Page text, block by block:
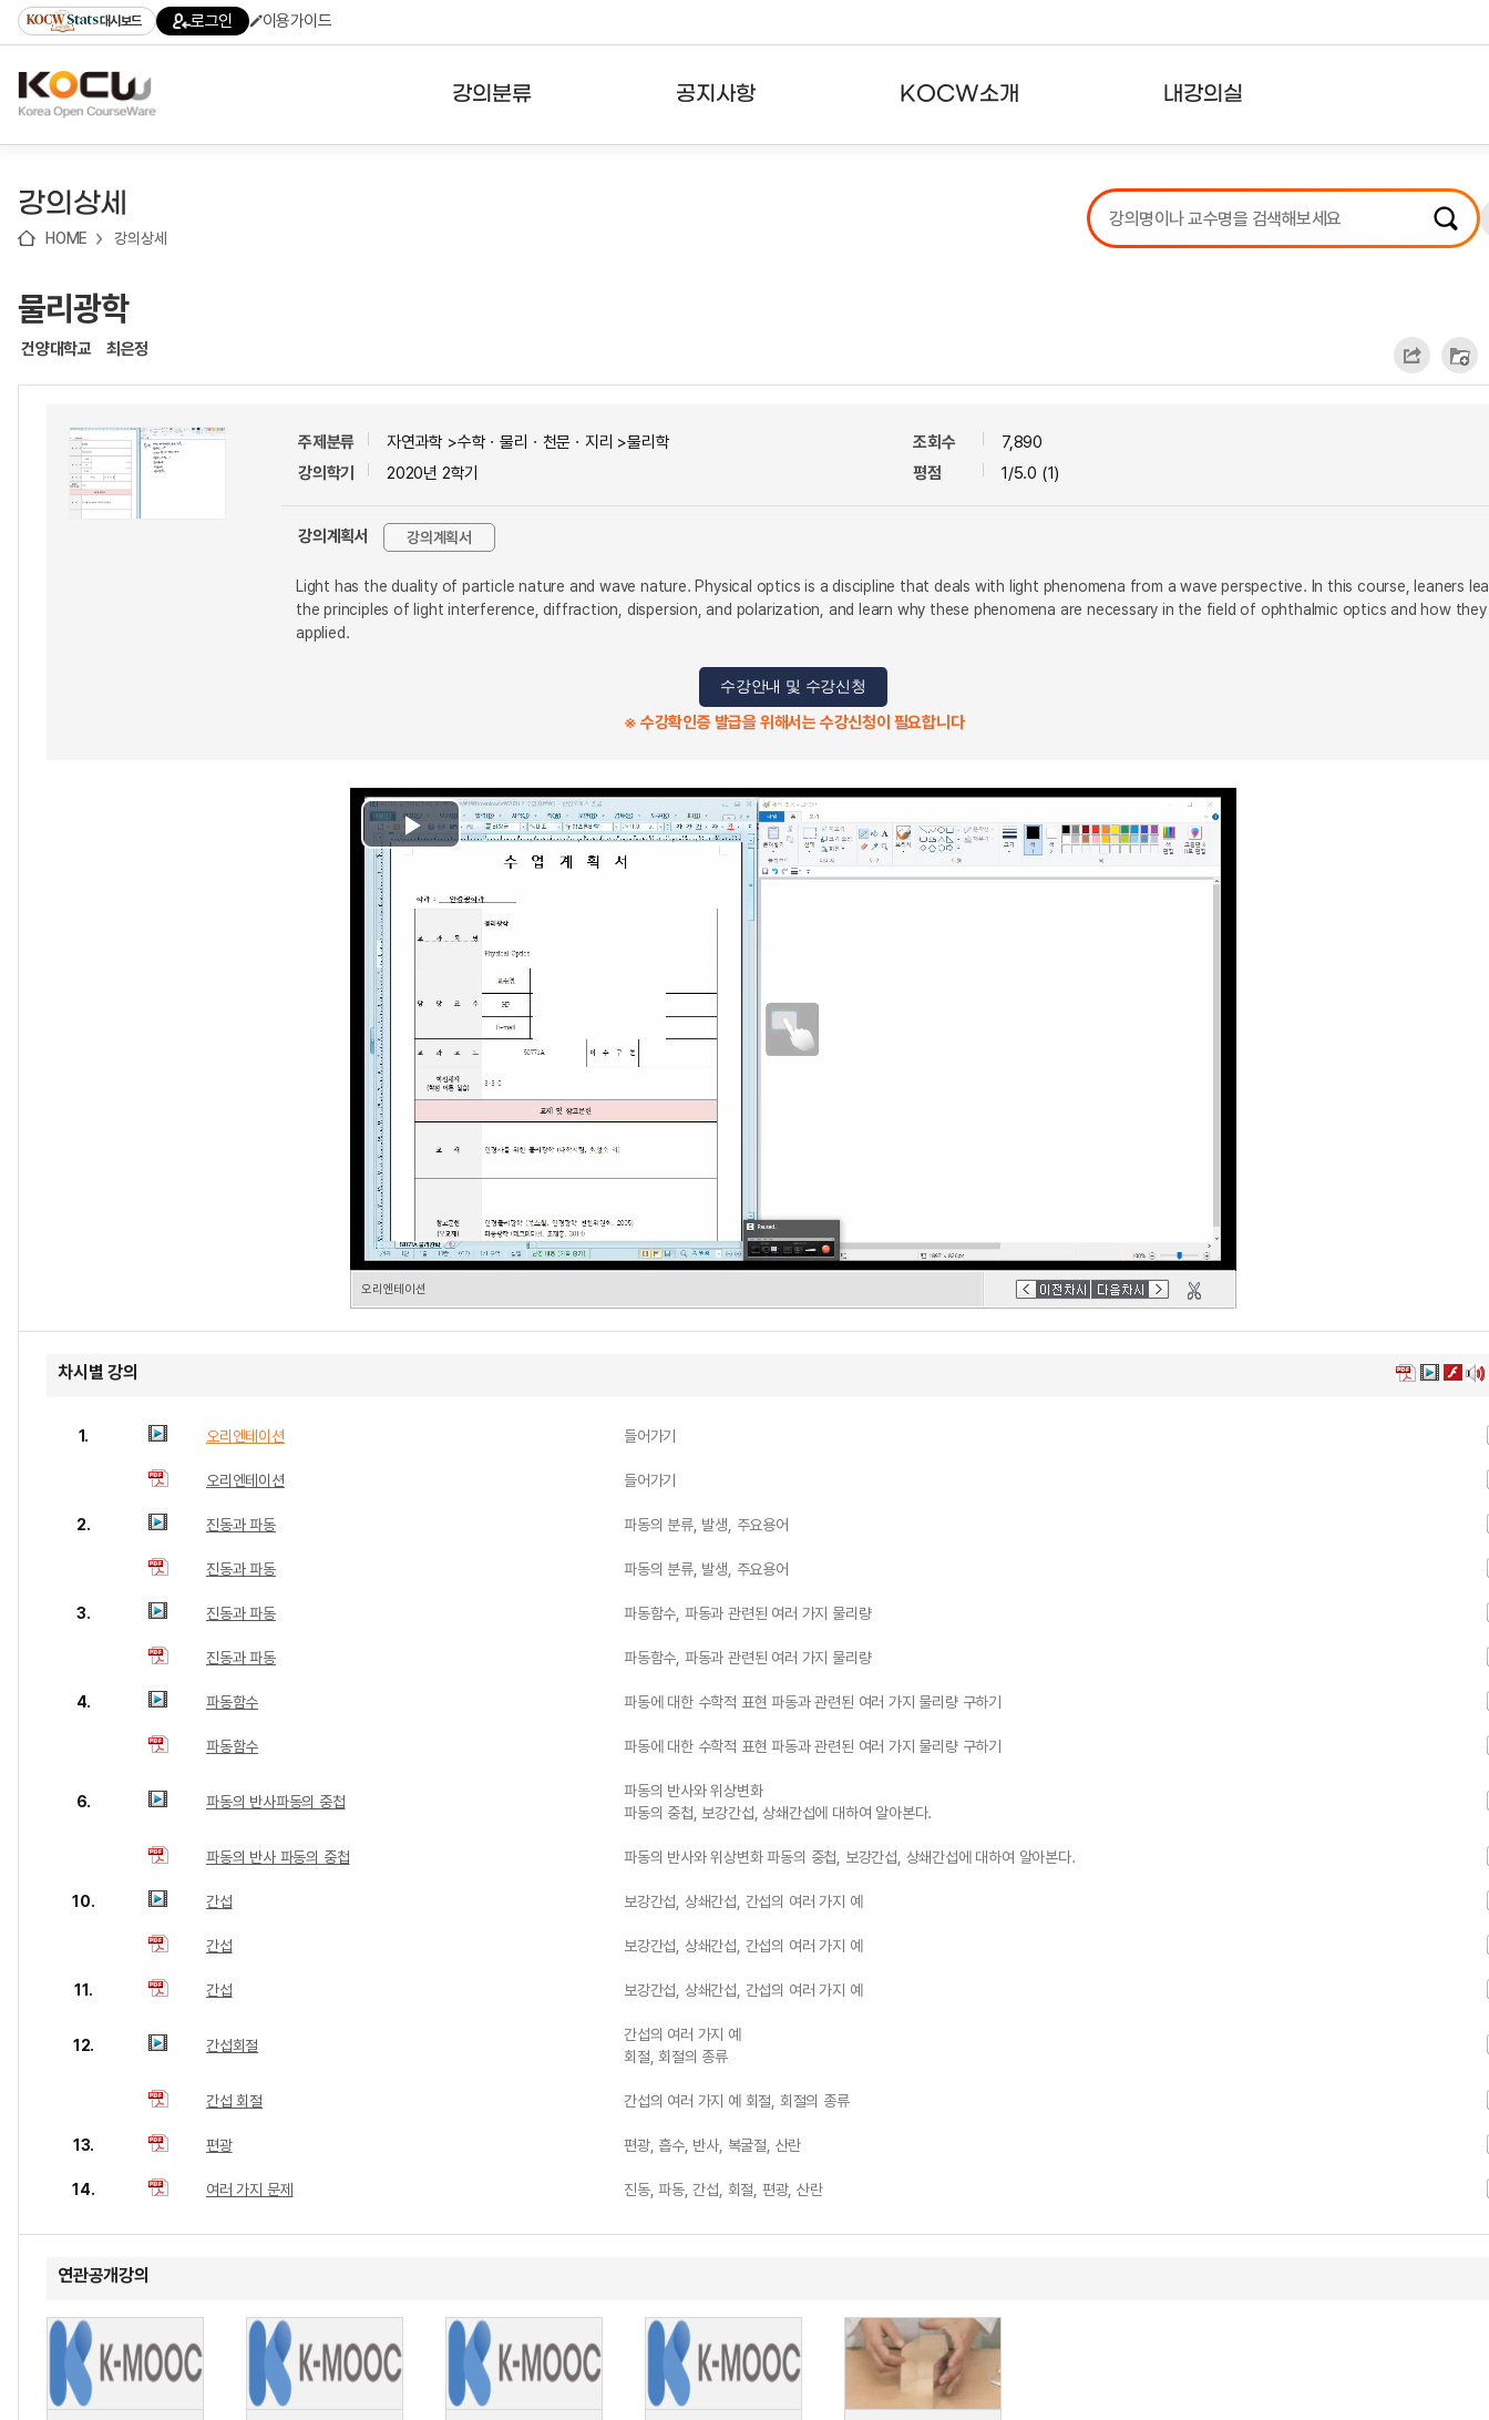
기
기
기
content)
가
대시보드 로그인 이용가이드
강의분류 공지사항 KOCW소개 내강의실
강의리스트
수강확인증강의
강의상세
HOME 강의상세
물리광학
건양대학교 최은정
주제분류
자연과학 >수학ㆍ물리ㆍ천문ㆍ지리 >물리학
강의학기
2020년 2학기
조회수
7,890
평점
1/5.0 (1)
강의계획서 강의계획서
Light has the duality of particle nature and wave nature. Physical optics is a discipline that deals with light phenomena from a wave perspective. In this course, leaners
the principles of light interference, diffraction, dispersion, and polarization, and learn why these phenomena are necessary in the field of ophthalmic optics and how they
applied.
수강안내 및 수강신청
※ 수강확인증 발급을 위해서는 수강신청이 필요합니다
Play
Video
오리엔테이션
차시별 강의
1. 오리엔테이션 들어가기
오리엔테이션 들어가기
2. 진동과 파동 파동의 분류, 발생, 주요용어
진동과 파동 파동의 분류, 발생, 주요용어
3. 진동과 파동 파동함수, 파동과 관련된 여러 가지 물리량
진동과 파동 파동함수, 파동과 관련된 여러 가지 물리량
4. 파동함수 파동에 대한 수학적 표현 파동과 관련된 여러 가지 물리량 구하기
파동함수 파동에 대한 수학적 표현 파동과 관련된 여러 가지 물리량 구하기
6. 파동의 반사파동의 중첩
파동의 반사와 위상변화
파동의 중첩, 보강간섭, 상쇄간섭에 대하여 알아본다.
파동의 반사 파동의 중첩 파동의 반사와 위상변화 파동의 중첩, 보강간섭, 상쇄간섭에 대하여 알아본다.
10. 간섭 보강간섭, 상쇄간섭, 간섭의 여러 가지 예
간섭 보강간섭, 상쇄간섭, 간섭의 여러 가지 예
11. 간섭 보강간섭, 상쇄간섭, 간섭의 여러 가지 예
12. 간섭회절
간섭의 여러 가지 예
회절, 회절의 종류
간섭 회절 간섭의 여러 가지 예 회절, 회절의 종류
13. 편광 편광, 흡수, 반사, 복굴절, 산란
14. 여러 가지 문제 진동, 파동, 간섭, 회절, 편광, 산란
연관공개강의